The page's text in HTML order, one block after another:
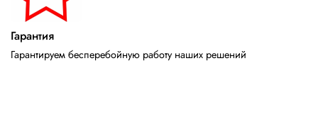
Гарантия
Гарантируем бесперебойную работу наших решений